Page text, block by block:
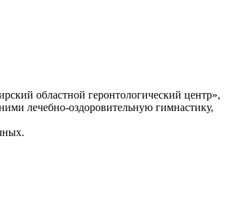
областной геронтологический центр»,
лечебно-оздоровительную гимнастику,